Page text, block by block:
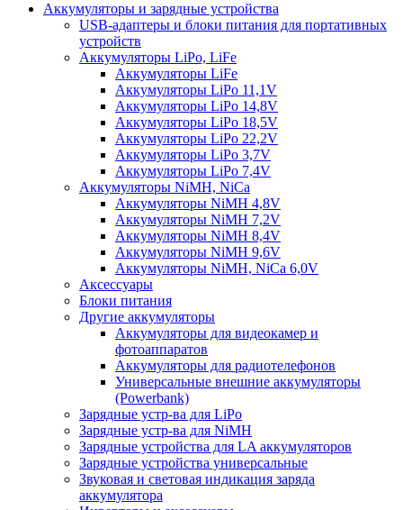
Аккумуляторы и зарядные устройства
USB-адаптеры и блоки питания для портативных
устройств
Аккумуляторы LiPo, LiFe
Аккумуляторы LiFe
Аккумуляторы LiPo 11,1V
Аккумуляторы LiPo 14,8V
Аккумуляторы LiPo 18,5V
Аккумуляторы LiPo 22,2V
Аккумуляторы LiPo 3,7V
Аккумуляторы LiPo 7,4V
Аккумуляторы NiMH, NiCa
Аккумуляторы NiMH 4,8V
Аккумуляторы NiMH 7,2V
Аккумуляторы NiMH 8,4V
Аккумуляторы NiMH 9,6V
Аккумуляторы NiMH, NiCa 6,0V
Аксессуары
Блоки питания
Другие аккумуляторы
Аккумуляторы для видеокамер и
фотоаппаратов
Аккумуляторы для радиотелефонов
Универсальные внешние аккумуляторы
(Powerbank)
Зарядные устр-ва для LiPo
Зарядные устр-ва для NiMH
Зарядные устройства для LA аккумуляторов
Зарядные устройства универсальные
Звуковая и световая индикация заряда
аккумулятора